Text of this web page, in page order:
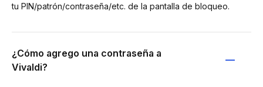
tu PIN/patrón/contraseña/etc. de la pantalla de bloqueo.
¿Cómo agrego una contraseña a
Vivaldi?